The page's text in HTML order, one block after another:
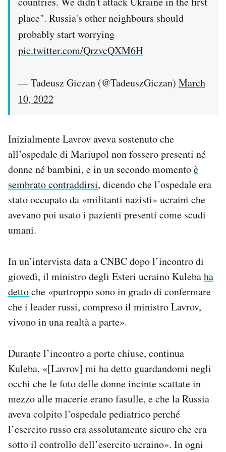
place". Russia's other neighbours should
probably start worrying
pic.twitter.com/QrzvcQXM6H
— Tadeusz Giczan (@TadeuszGiczan) March
10, 2022
Inizialmente Lavrov aveva sostenuto che
all’ospedale di Mariupol non fossero presenti né
donne né bambini, e in un secondo momentoè
sembrato contraddirsi, dicendo che l’ospedale era
stato occupato da «militanti nazisti» ucraini che
avevano poi usato i pazienti presenti come scudi
umani.
In un’intervista data a CNBC dopo l’incontro di
giovedì, il ministro degli Esteri ucraino Kulebaha
dettoche «purtroppo sono in grado di confermare
che i leader russi, compreso il ministro Lavrov,
vivono in una realtà a parte».
Durante l’incontro a porte chiuse, continua
Kuleba, «[Lavrov] mi ha detto guardandomi negli
occhi che le foto delle donne incinte scattate in
mezzo alle macerie erano fasulle, e che la Russia
aveva colpito l’ospedale pediatrico perché
l’esercito russo era assolutamente sicuro che era
sotto il controllo dell’esercito ucraino». In ogni